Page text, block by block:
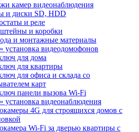
камер видеонаблюдения
и диски SD, HDD
и реле
и коробки
и монтажные материалы
установка видеодомофонов
для дома
для квартиры
для офиса и склада со
карт
панели вызова Wi-Fi
установка видеонаблюдения
4G для строящихся домов с
Wi-Fi за дверью квартиры с